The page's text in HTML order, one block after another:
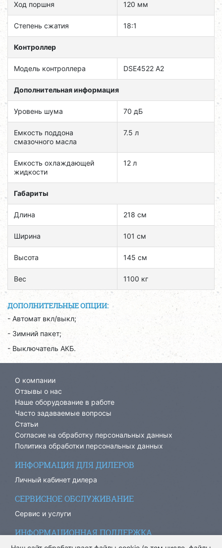
Ход поршня 120 мм
Степень сжатия 18:1
Контроллер
Модель контроллера DSE4522 А2
Дополнительная информация
Уровень шума 70 дБ
Емкость поддона
смазочного масла
7.5 л
Емкость охлаждающей
жидкости
12 л
Габариты
Длина 218 см
Ширина 101 см
Высота 145 см
Вес 1100 кг
ДОПОЛНИТЕЛЬНЫЕ ОПЦИИ:
- Автомат вкл/выкл;
- Зимний пакет;
- Выключатель АКБ.
О компании
Отзывы о нас
Наше оборудование в работе
Часто задаваемые вопросы
Статьи
Согласие на обработку персональных данных
Политика обработки персональных данных
ИНФОРМАЦИЯ ДЛЯ ДИЛЕРОВ
Личный кабинет дилера
СЕРВИСНОЕ ОБСЛУЖИВАНИЕ
Сервис и услуги
ИНФОРМАЦИОННАЯ ПОДДЕРЖКА